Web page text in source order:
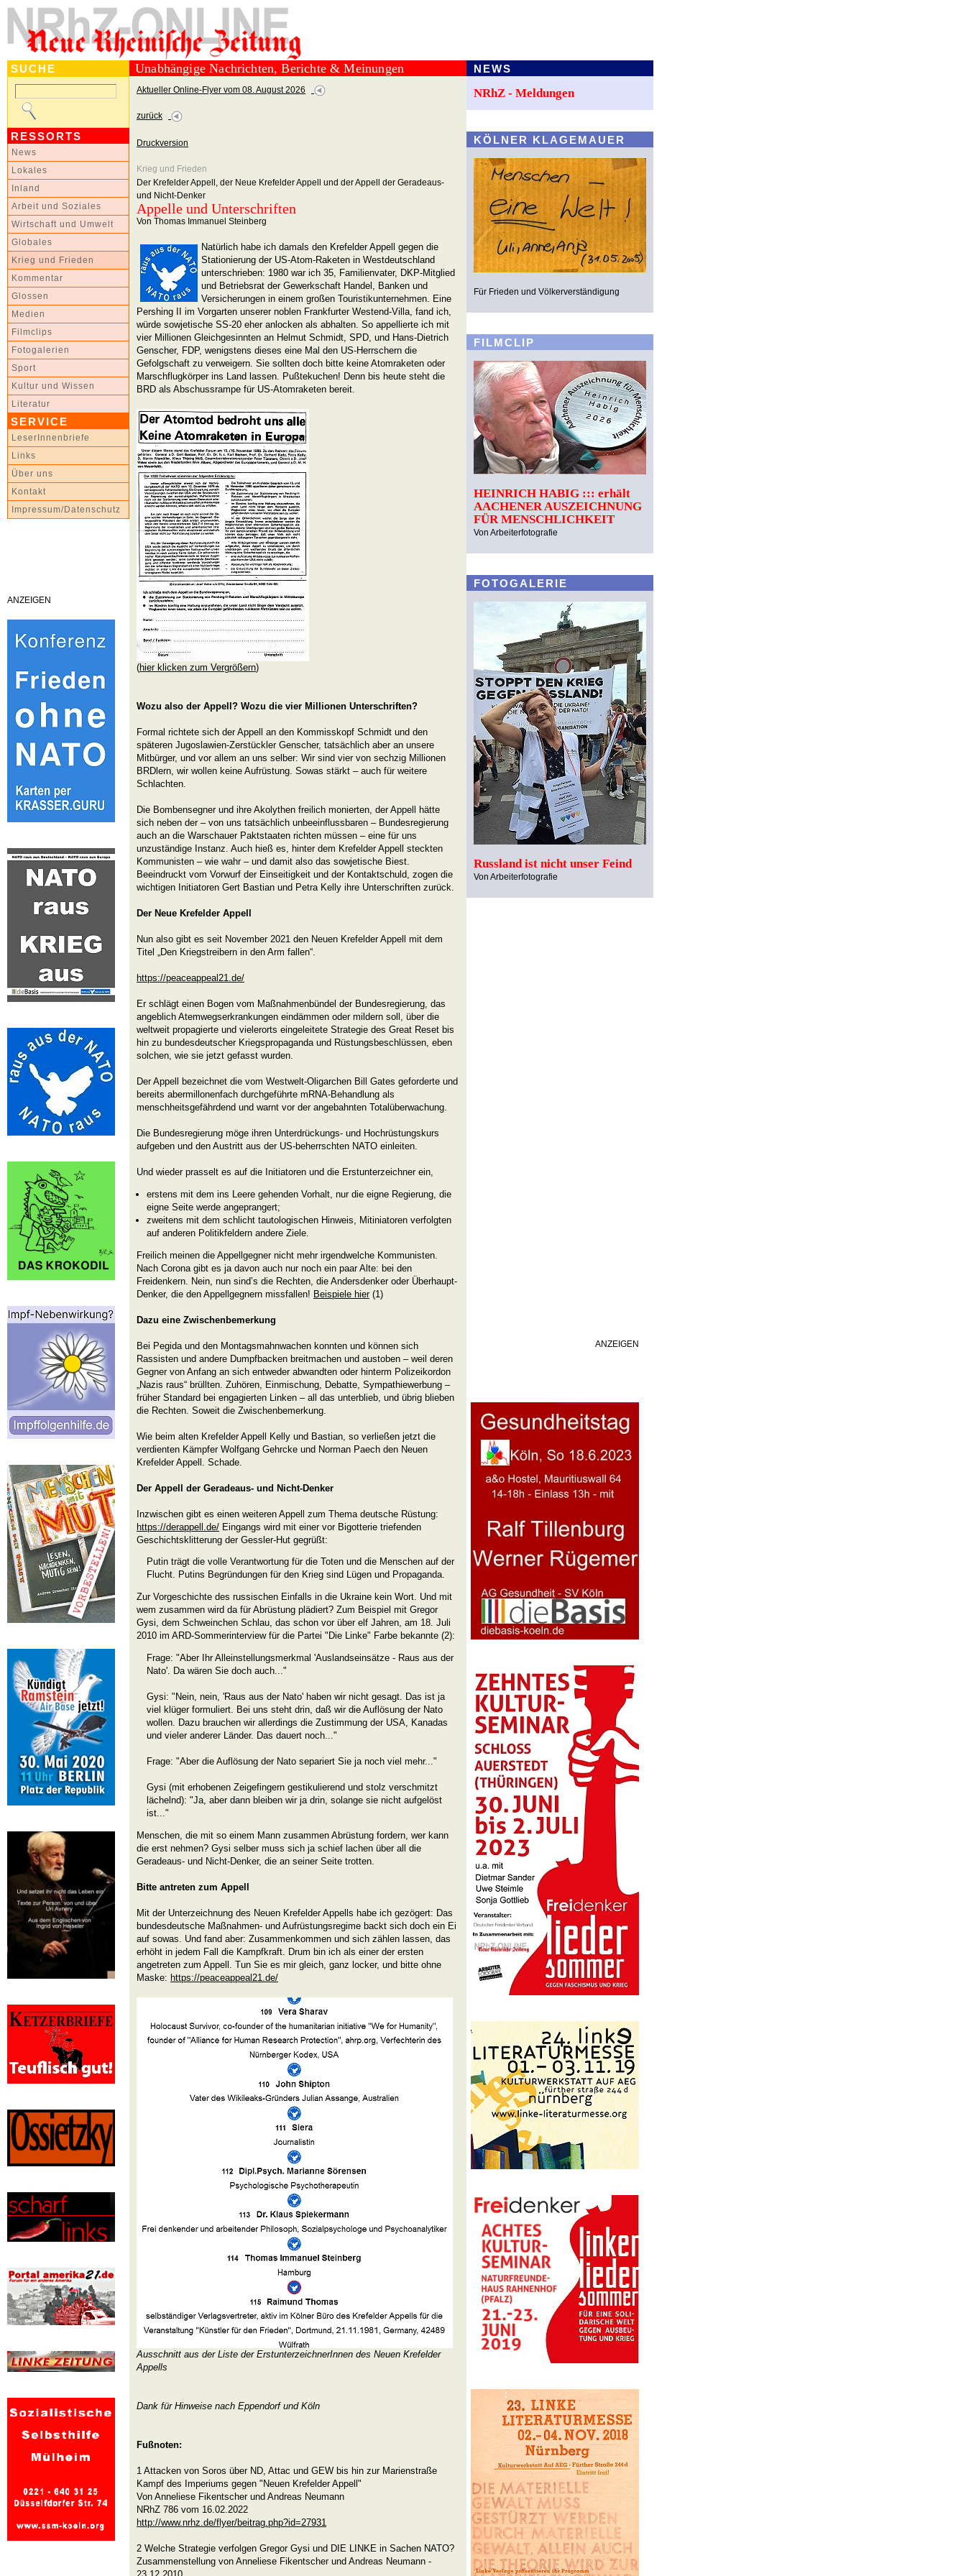
SUCHE
RESSORTS
News
Lokales
Inland
Arbeit und Soziales
Wirtschaft und Umwelt
Globales
Krieg und Frieden
Kommentar
Glossen
Medien
Filmclips
Fotogalerien
Sport
Kultur und Wissen
Literatur
SERVICE
LeserInnenbriefe
Links
Über uns
Kontakt
Impressum/Datenschutz
ANZEIGEN
Unabhängige Nachrichten, Berichte & Meinungen
Aktueller Online-Flyer vom 08. August 2026
zurück
Druckversion
Krieg und Frieden
Der Krefelder Appell, der Neue Krefelder Appell und der Appell der Geradeaus-
und Nicht-Denker
Appelle und Unterschriften
Von Thomas Immanuel Steinberg
Natürlich habe ich damals den Krefelder Appell gegen die
Stationierung der US-Atom-Raketen in Westdeutschland
unterschrieben: 1980 war ich 35, Familienvater, DKP-Mitglied
und Betriebsrat der Gewerkschaft Handel, Banken und
Versicherungen in einem großen Touristikunternehmen. Eine
Pershing II im Vorgarten unserer noblen Frankfurter Westend-Villa, fand ich,
würde sowjetische SS-20 eher anlocken als abhalten. So appellierte ich mit
vier Millionen Gleichgesinnten an Helmut Schmidt, SPD, und Hans-Dietrich
Genscher, FDP, wenigstens dieses eine Mal den US-Herrschern die
Gefolgschaft zu verweigern. Sie sollten doch bitte keine Atomraketen oder
Marschflugkörper ins Land lassen. Pußtekuchen! Denn bis heute steht die
BRD als Abschussrampe für US-Atomraketen bereit.
(hier klicken zum Vergrößern)
Wozu also der Appell? Wozu die vier Millionen Unterschriften?
Formal richtete sich der Appell an den Kommisskopf Schmidt und den
späteren Jugoslawien-Zerstückler Genscher, tatsächlich aber an unsere
Mitbürger, und vor allem an uns selber: Wir sind vier von sechzig Millionen
BRDlern, wir wollen keine Aufrüstung. Sowas stärkt – auch für weitere
Schlachten.
Die Bombensegner und ihre Akolythen freilich monierten, der Appell hätte
sich neben der – von uns tatsächlich unbeeinflussbaren – Bundesregierung
auch an die Warschauer Paktstaaten richten müssen – eine für uns
unzuständige Instanz. Auch hieß es, hinter dem Krefelder Appell steckten
Kommunisten – wie wahr – und damit also das sowjetische Biest.
Beeindruckt vom Vorwurf der Einseitigkeit und der Kontaktschuld, zogen die
wichtigen Initiatoren Gert Bastian und Petra Kelly ihre Unterschriften zurück.
Der Neue Krefelder Appell
Nun also gibt es seit November 2021 den Neuen Krefelder Appell mit dem
Titel „Den Kriegstreibern in den Arm fallen“.
https://peaceappeal21.de/
Er schlägt einen Bogen vom Maßnahmenbündel der Bundesregierung, das
angeblich Atemwegserkrankungen eindämmen oder mildern soll, über die
weltweit propagierte und vielerorts eingeleitete Strategie des Great Reset bis
hin zu bundesdeutscher Kriegspropaganda und Rüstungsbeschlüssen, eben
solchen, wie sie jetzt gefasst wurden.
Der Appell bezeichnet die vom Westwelt-Oligarchen Bill Gates geforderte und
bereits abermillonenfach durchgeführte mRNA-Behandlung als
menschheitsgefährdend und warnt vor der angebahnten Totalüberwachung.
Die Bundesregierung möge ihren Unterdrückungs- und Hochrüstungskurs
aufgeben und den Austritt aus der US-beherrschten NATO einleiten.
Und wieder prasselt es auf die Initiatoren und die Erstunterzeichner ein,
erstens mit dem ins Leere gehenden Vorhalt, nur die eigne Regierung, die
eigne Seite werde angeprangert;
zweitens mit dem schlicht tautologischen Hinweis, Mitiniatoren verfolgten
auf anderen Politikfeldern andere Ziele.
Freilich meinen die Appellgegner nicht mehr irgendwelche Kommunisten.
Nach Corona gibt es ja davon auch nur noch ein paar Alte: bei den
Freidenkern. Nein, nun sind’s die Rechten, die Andersdenker oder Überhaupt-
Denker, die den Appellgegnern missfallen! Beispiele hier(1)
Dazu eine Zwischenbemerkung
Bei Pegida und den Montagsmahnwachen konnten und können sich
Rassisten und andere Dumpfbacken breitmachen und austoben – weil deren
Gegner von Anfang an sich entweder abwandten oder hinterm Polizeikordon
„Nazis raus“ brüllten. Zuhören, Einmischung, Debatte, Sympathiewerbung –
früher Standard bei engagierten Linken – all das unterblieb, und übrig blieben
die Rechten. Soweit die Zwischenbemerkung.
Wie beim alten Krefelder Appell Kelly und Bastian, so verließen jetzt die
verdienten Kämpfer Wolfgang Gehrcke und Norman Paech den Neuen
Krefelder Appell. Schade.
Der Appell der Geradeaus- und Nicht-Denker
Inzwischen gibt es einen weiteren Appell zum Thema deutsche Rüstung:
https://derappell.de/ Eingangs wird mit einer vor Bigotterie triefenden
Geschichtsklitterung der Gessler-Hut gegrüßt:
Putin trägt die volle Verantwortung für die Toten und die Menschen auf der
Flucht. Putins Begründungen für den Krieg sind Lügen und Propaganda.
Zur Vorgeschichte des russischen Einfalls in die Ukraine kein Wort. Und mit
wem zusammen wird da für Abrüstung plädiert? Zum Beispiel mit Gregor
Gysi, dem Schweinchen Schlau, das schon vor über elf Jahren, am 18. Juli
2010 im ARD-Sommerinterview für die Partei "Die Linke" Farbe bekannte (2):
Frage: "Aber Ihr Alleinstellungsmerkmal 'Auslandseinsätze - Raus aus der
Nato'. Da wären Sie doch auch..."
Gysi: "Nein, nein, 'Raus aus der Nato' haben wir nicht gesagt. Das ist ja
viel klüger formuliert. Bei uns steht drin, daß wir die Auflösung der Nato
wollen. Dazu brauchen wir allerdings die Zustimmung der USA, Kanadas
und vieler anderer Länder. Das dauert noch..."
Frage: "Aber die Auflösung der Nato separiert Sie ja noch viel mehr..."
Gysi (mit erhobenen Zeigefingern gestikulierend und stolz verschmitzt
lächelnd): "Ja, aber dann bleiben wir ja drin, solange sie nicht aufgelöst
ist..."
Menschen, die mit so einem Mann zusammen Abrüstung fordern, wer kann
die erst nehmen? Gysi selber muss sich ja schief lachen über all die
Geradeaus- und Nicht-Denker, die an seiner Seite trotten.
Bitte antreten zum Appell
Mit der Unterzeichnung des Neuen Krefelder Appells habe ich gezögert: Das
bundesdeutsche Maßnahmen- und Aufrüstungsregime backt sich doch ein Ei
auf sowas. Und fand aber: Zusammenkommen und sich zählen lassen, das
erhöht in jedem Fall die Kampfkraft. Drum bin ich als einer der ersten
angetreten zum Appell. Tun Sie es mir gleich, ganz locker, und bitte ohne
Maske: https://peaceappeal21.de/
Ausschnitt aus der Liste der ErstunterzeichnerInnen des Neuen Krefelder
Appells
Dank für Hinweise nach Eppendorf und Köln
Fußnoten:
1 Attacken von Soros über ND, Attac und GEW bis hin zur Marienstraße
Kampf des Imperiums gegen "Neuen Krefelder Appell"
Von Anneliese Fikentscher und Andreas Neumann
NRhZ 786 vom 16.02.2022
http://www.nrhz.de/flyer/beitrag.php?id=27931
2 Welche Strategie verfolgen Gregor Gysi und DIE LINKE in Sachen NATO?
Zusammenstellung von Anneliese Fikentscher und Andreas Neumann -
NEWS
NRhZ - Meldungen
KÖLNER KLAGEMAUER
Für Frieden und Völkerverständigung
FILMCLIP
HEINRICH HABIG ::: erhält
AACHENER AUSZEICHNUNG
FÜR MENSCHLICHKEIT
Von Arbeiterfotografie
FOTOGALERIE
Russland ist nicht unser Feind
Von Arbeiterfotografie
ANZEIGEN